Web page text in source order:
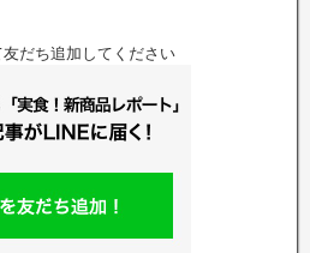
だち追加してください